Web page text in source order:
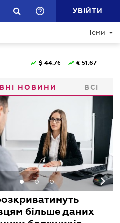
УВІЙТИ
Теми
$ 44.76 € 51.67
НОВИНИ ВСІ
більше даних